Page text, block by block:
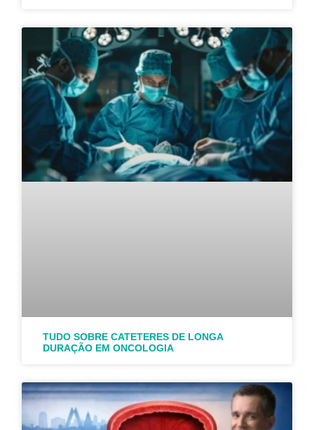
TUDO SOBRE CATETERES DE LONGA
DURAÇÃO EM ONCOLOGIA